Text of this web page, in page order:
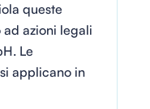
queste
azioni legali
Le
applicano in